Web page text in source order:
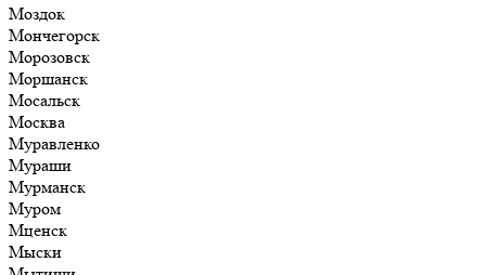
Моздок
Мончегорск
Морозовск
Моршанск
Мосальск
Москва
Муравленко
Мураши
Мурманск
Муром
Мценск
Мыски